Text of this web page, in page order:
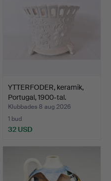
YTTERFODER, keramik,
Portugal, 1900-tal.
Klubbades 8 aug 2026
1 bud
32 USD